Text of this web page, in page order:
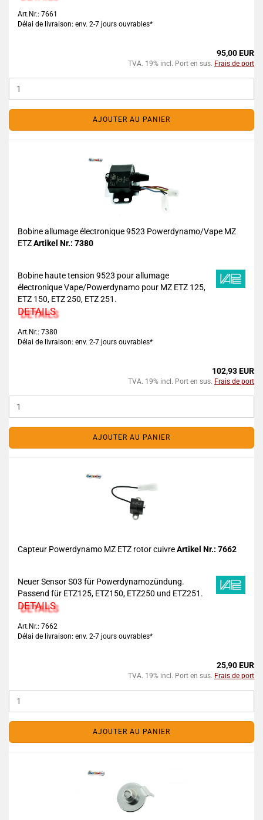
Art.Nr.: 7661
Délai de livraison: env. 2-7 jours ouvrables*
95,00 EUR
TVA. 19% incl. Port en sus. Frais de port
AJOUTER AU PANIER
Bobine allumage électronique 9523 Powerdynamo/Vape MZ
ETZArtikel Nr.: 7380
Bobine haute tension 9523 pour allumage
électronique Vape/Powerdynamo pour MZ ETZ 125,
ETZ 150, ETZ 250, ETZ 251.
DETAILS
Art.Nr.: 7380
Délai de livraison: env. 2-7 jours ouvrables*
102,93 EUR
TVA. 19% incl. Port en sus. Frais de port
AJOUTER AU PANIER
Capteur Powerdynamo MZ ETZ rotor cuivreArtikel Nr.: 7662
Neuer Sensor S03 für Powerdynamozündung.
Passend für ETZ125, ETZ150, ETZ250 und ETZ251.
DETAILS
Art.Nr.: 7662
Délai de livraison: env. 2-7 jours ouvrables*
25,90 EUR
TVA. 19% incl. Port en sus. Frais de port
AJOUTER AU PANIER